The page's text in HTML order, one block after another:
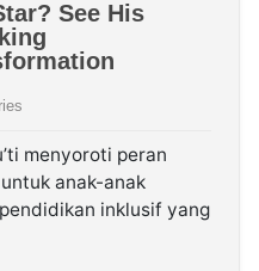
menyoroti peran
anak-anak
inklusif yang